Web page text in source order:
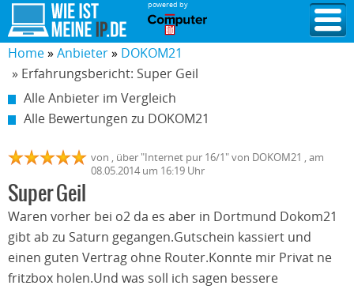
powered by
Home Anbieter
DOKOM21
» Erfahrungsbericht: Super Geil
Alle Anbieter im Vergleich
Alle Bewertungen zu DOKOM21
von , über "Internet pur 16/1" von DOKOM21 , am
08.05.2014um 16:19 Uhr
Super Geil
Waren vorher bei o2 da es aber in Dortmund Dokom21
gibt ab zu Saturn gegangen.Gutschein kassiert und
einen guten Vertrag ohne Router.Konnte mir Privat ne
fritzbox holen.Und was soll ich sagen bessere